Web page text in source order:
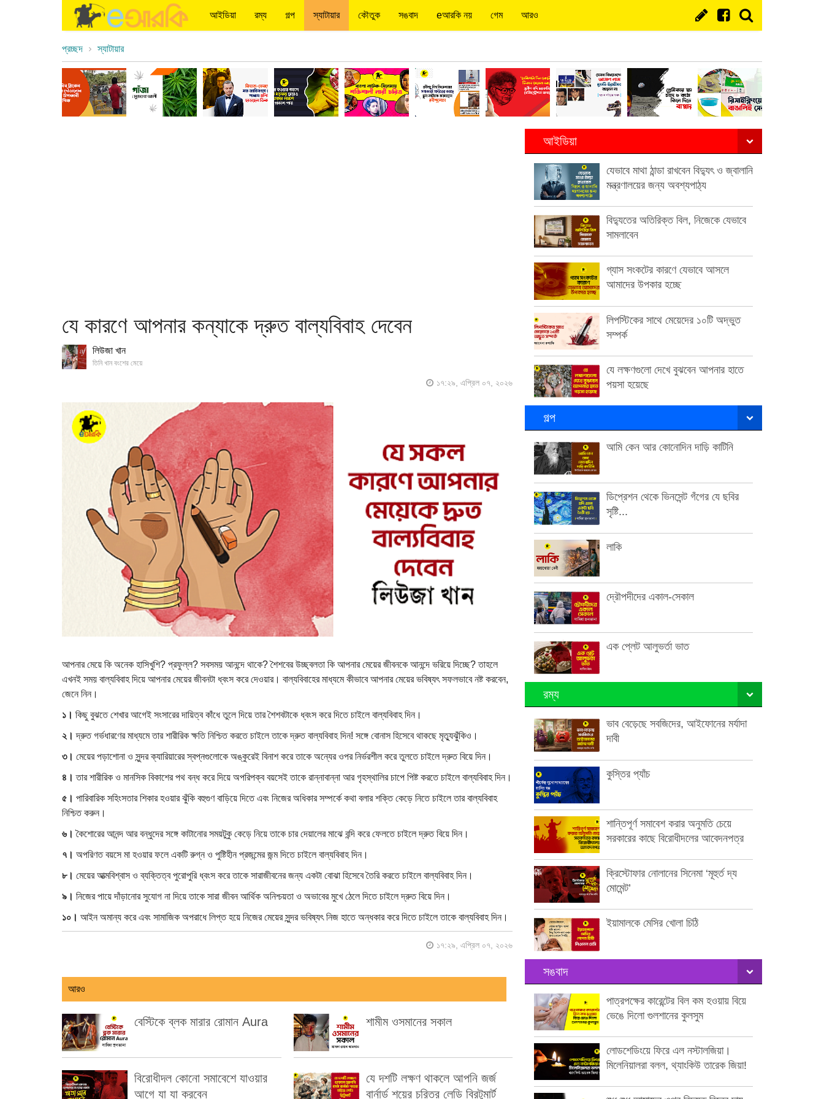
আইডিয়া রম্য গল্প স্যাটায়ার কৌতুক সঙবাদ eআরকি নয় গেম আরও
প্রচ্ছদ স্যাটায়ার
যে কারণে আপনার কন্যাকে দ্রুত বাল্যবিবাহ দেবেন
লিউজা খান
তিনি খান বংশের মেয়ে
১৭:২৯, এপ্রিল ০৭, ২০২৬
আপনার মেয়ে কি অনেক হাসিখুশি? প্রফুল্ল? সবসময় আনন্দে থাকে? শৈশবের উচ্ছ্বলতা কি আপনার মেয়ের জীবনকে আনন্দে ভরিয়ে দিচ্ছে? তাহলে
এখনই সময় বাল্যবিবাহ দিয়ে আপনার মেয়ের জীবনটা ধ্বংস করে দেওয়ার। বাল্যবিবাহের মাধ্যমে কীভাবে আপনার মেয়ের ভবিষ্যৎ সফলভাবে নষ্ট করবেন,
জেনে নিন।
১। কিছু বুঝতে শেখার আগেই সংসারের দায়িত্ব কাঁধে তুলে দিয়ে তার শৈশবটাকে ধ্বংস করে দিতে চাইলে বাল্যবিবাহ দিন।
২। দ্রুত গর্ভধারণের মাধ্যমে তার শারীরিক ক্ষতি নিশ্চিত করতে চাইলে তাকে দ্রুত বাল্যবিবাহ দিন! সঙ্গে বোনাস হিসেবে থাকছে মৃত্যুঝুঁকিও।
৩। মেয়ের পড়াশোনা ও সুন্দর ক্যারিয়ারের স্বপ্নগুলোকে অঙ্কুরেই বিনাশ করে তাকে অন্যের ওপর নির্ভরশীল করে তুলতে চাইলে দ্রুত বিয়ে দিন।
৪। তার শারীরিক ও মানসিক বিকাশের পথ বন্ধ করে দিয়ে অপরিপক্ব বয়সেই তাকে রান্নাবান্না আর গৃহস্থালির চাপে পিষ্ট করতে চাইলে বাল্যবিবাহ দিন।
৫। পারিবারিক সহিংসতার শিকার হওয়ার ঝুঁকি বহুগুণ বাড়িয়ে দিতে এবং নিজের অধিকার সম্পর্কে কথা বলার শক্তি কেড়ে নিতে চাইলে তার বাল্যবিবাহ
নিশ্চিত করুন।
৬। কৈশোরের আনন্দ আর বন্ধুদের সঙ্গে কাটানোর সময়টুকু কেড়ে নিয়ে তাকে চার দেয়ালের মাঝে বন্দি করে ফেলতে চাইলে দ্রুত বিয়ে দিন।
৭। অপরিণত বয়সে মা হওয়ার ফলে একটি রুগ্ন ও পুষ্টিহীন প্রজন্মের জন্ম দিতে চাইলে বাল্যবিবাহ দিন।
৮। মেয়ের আত্মবিশ্বাস ও ব্যক্তিত্ব পুরোপুরি ধ্বংস করে তাকে সারাজীবনের জন্য একটা বোঝা হিসেবে তৈরি করতে চাইলে বাল্যবিবাহ দিন।
৯। নিজের পায়ে দাঁড়ানোর সুযোগ না দিয়ে তাকে সারা জীবন আর্থিক অনিশ্চয়তা ও অভাবের মুখে ঠেলে দিতে চাইলে দ্রুত বিয়ে দিন।
১০। আইন অমান্য করে এবং সামাজিক অপরাধে লিপ্ত হয়ে নিজের মেয়ের সুন্দর ভবিষ্যৎ নিজ হাতে অন্ধকার করে দিতে চাইলে তাকে বাল্যবিবাহ দিন।
১৭:২৯, এপ্রিল ০৭, ২০২৬
আরও
বেস্টিকে ব্লক মারার রোমান Aura
বিরোধীদল কোনো সমাবেশে যাওয়ার
আগে যা যা করবেন
শামীম ওসমানের সকাল
যে দশটি লক্ষণ থাকলে আপনি জর্জ
বার্নার্ড শয়ের চরিত্র লেডি ব্রিটুমার্ট
আইডিয়া
যেভাবে মাথা ঠান্ডা রাখবেন বিদ্যুৎ ও জ্বালানি
মন্ত্রণালয়ের জন্য অবশ্যপাঠ্য
বিদ্যুতের অতিরিক্ত বিল, নিজেকে যেভাবে
সামলাবেন
গ্যাস সংকটের কারণে যেভাবে আসলে
আমাদের উপকার হচ্ছে
লিপস্টিকের সাথে মেয়েদের ১০টি অদ্ভুত
সম্পর্ক
যে লক্ষণগুলো দেখে বুঝবেন আপনার হাতে
পয়সা হয়েছে
গল্প
আমি কেন আর কোনোদিন দাড়ি কাটিনি
ডিপ্রেশন থেকে ভিনসেন্ট গঁগের যে ছবির
সৃষ্টি...
লাকি
দ্রৌপদীদের একাল-সেকাল
এক প্লেট আলুভর্তা ভাত
রম্য
ভাব বেড়েছে সবজিদের, আইফোনের মর্যাদা
দাবী
কুস্তির প্যাঁচ
শান্তিপূর্ণ সমাবেশ করার অনুমতি চেয়ে
সরকারের কাছে বিরোধীদলের আবেদনপত্র
ক্রিস্টোফার নোলানের সিনেমা ‘মূহুর্ত দ্য
মোমেন্ট’
ইয়ামালকে মেসির খোলা চিঠি
সঙবাদ
পাত্রপক্ষের কারেন্টের বিল কম হওয়ায় বিয়ে
ভেঙে দিলো গুলশানের কুলসুম
লোডশেডিংয়ে ফিরে এল নস্টালজিয়া।
মিলেনিয়ালরা বলল, থ্যাংকিউ তারেক জিয়া!